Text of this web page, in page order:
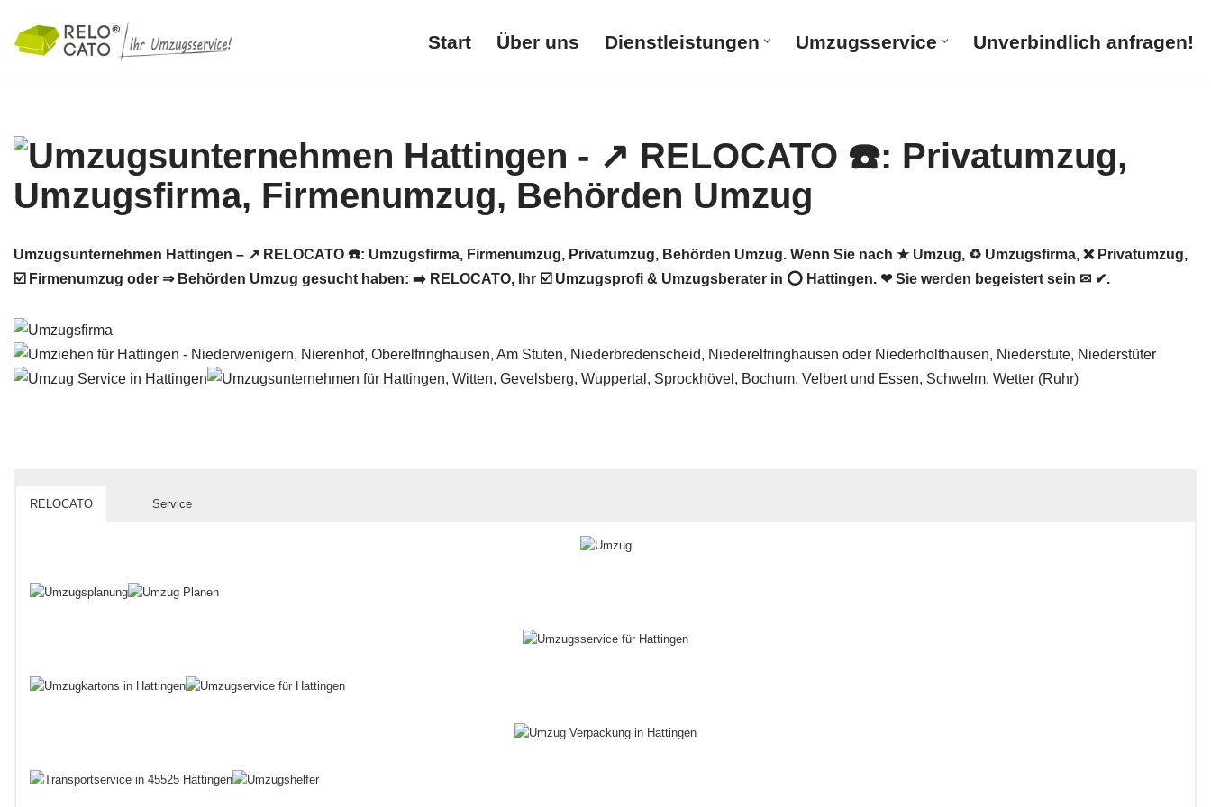
Zum
Start Über uns Dienstleistungen Umzugsservice Unverbindlich anfragen!
Umzugsunternehmen Hattingen – ↗️ RELOCATO ☎️: Umzugsfirma, Firmenumzug, Privatumzug, Behörden Umzug. Wenn Sie nach ★ Umzug, ♻ Umzugsfirma, ❌ Privatumzug,
☑️ Firmenumzug oder ⇒ Behörden Umzug gesucht haben: ➡️ RELOCATO, Ihr ☑️ Umzugsprofi & Umzugsberater in ⭕ Hattingen. ❤ Sie werden begeistert sein ✉ ✔.
RELOCATO Service